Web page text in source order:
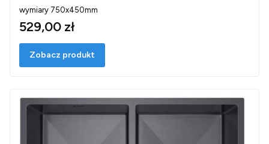
wymiary 750x450mm
529,00 zł
Zobacz produkt